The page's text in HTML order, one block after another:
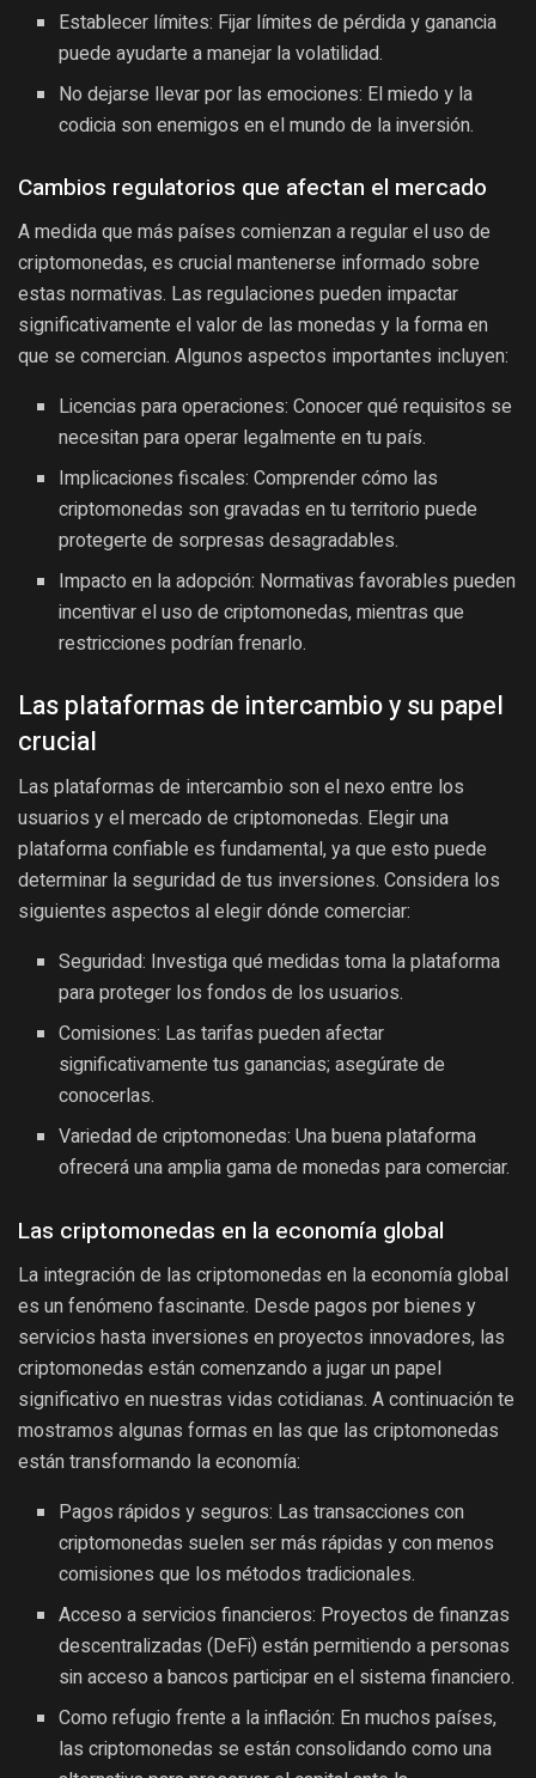
Establecer límites: Fijar límites de pérdida y ganancia
puede ayudarte a manejar la volatilidad.
No dejarse llevar por las emociones: El miedo y la
codicia son enemigos en el mundo de la inversión.
Cambios regulatorios que afectan el mercado
A medida que más países comienzan a regular el uso de
criptomonedas, es crucial mantenerse informado sobre
estas normativas. Las regulaciones pueden impactar
significativamente el valor de las monedas y la forma en
que se comercian. Algunos aspectos importantes incluyen:
Licencias para operaciones: Conocer qué requisitos se
necesitan para operar legalmente en tu país.
Implicaciones fiscales: Comprender cómo las
criptomonedas son gravadas en tu territorio puede
protegerte de sorpresas desagradables.
Impacto en la adopción: Normativas favorables pueden
incentivar el uso de criptomonedas, mientras que
restricciones podrían frenarlo.
Las plataformas de intercambio y su papel
crucial
Las plataformas de intercambio son el nexo entre los
usuarios y el mercado de criptomonedas. Elegir una
plataforma confiable es fundamental, ya que esto puede
determinar la seguridad de tus inversiones. Considera los
siguientes aspectos al elegir dónde comerciar:
Seguridad: Investiga qué medidas toma la plataforma
para proteger los fondos de los usuarios.
Comisiones: Las tarifas pueden afectar
significativamente tus ganancias; asegúrate de
conocerlas.
Variedad de criptomonedas: Una buena plataforma
ofrecerá una amplia gama de monedas para comerciar.
Las criptomonedas en la economía global
La integración de las criptomonedas en la economía global
es un fenómeno fascinante. Desde pagos por bienes y
servicios hasta inversiones en proyectos innovadores, las
criptomonedas están comenzando a jugar un papel
significativo en nuestras vidas cotidianas. A continuación te
mostramos algunas formas en las que las criptomonedas
están transformando la economía:
Pagos rápidos y seguros: Las transacciones con
criptomonedas suelen ser más rápidas y con menos
comisiones que los métodos tradicionales.
Acceso a servicios financieros: Proyectos de finanzas
descentralizadas (DeFi) están permitiendo a personas
sin acceso a bancos participar en el sistema financiero.
Como refugio frente a la inflación: En muchos países,
las criptomonedas se están consolidando como una